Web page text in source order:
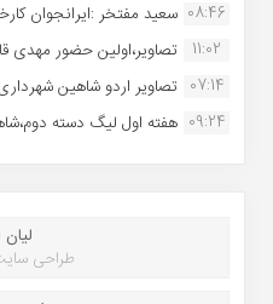
08:46 سعید مفتخر :ایرانجوان
11:02
تصاویر،اولین حضور مهدی
07:14 تصاویر اردو شاهین
09:24 هفته اول لیگ دسته
لیان
طراحی